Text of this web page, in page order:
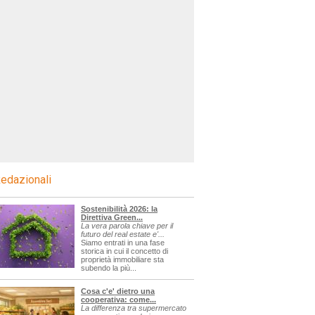
Sostenibilità 2026: la
Direttiva Green...
La vera parola chiave per il
futuro del real estate e'...
Siamo entrati in una fase
storica in cui il concetto di
proprietà immobiliare sta
subendo la più...
Cosa c'e' dietro una
cooperativa: come...
La differenza tra supermercato